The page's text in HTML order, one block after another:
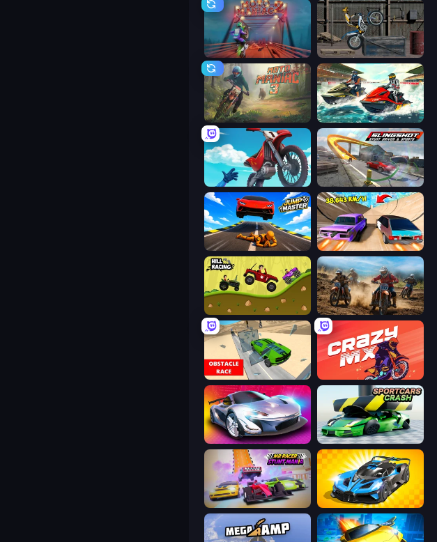
Moto Maniac 2 Trials Ride
Moto Maniac 3 Jetski Race
Airborne Motocross Slingshot Stunt Driver & Sport
Jump Master: Car Racing Turbo Cars: Pipe Stunts
Hill Racing Motocross Dirt Bike Race Games
Obstacle Race: Destroying Simulator! Crazy MX
Grand Cyber City Sportcars Crash
MR RACER Stunt Mania GT Cars Mega Ramps